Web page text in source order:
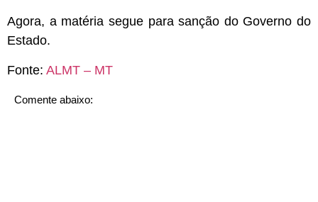
Agora, a matéria segue para sanção do Governo do
Estado.
Fonte: ALMT – MT
Comente abaixo: